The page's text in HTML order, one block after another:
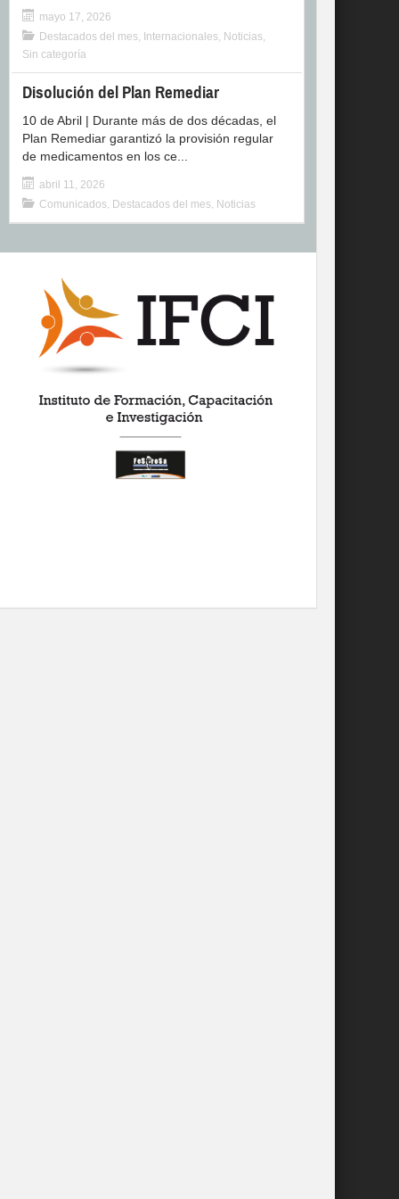
mayo 17, 2026
Destacados del mes, Internacionales, Noticias,
Sin categoría
Disolución del Plan Remediar
10 de Abril | Durante más de dos décadas, el
Plan Remediar garantizó la provisión regular
de medicamentos en los ce...
abril 11, 2026
Comunicados, Destacados del mes, Noticias